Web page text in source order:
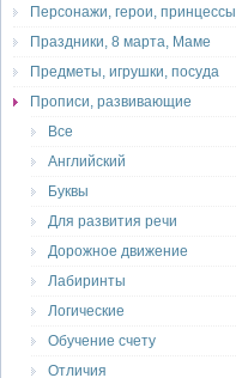
Персонажи, герои, принцессы
Праздники, 8 марта, Маме
Предметы, игрушки, посуда
Прописи, развивающие
Все
Английский
Буквы
Для развития речи
Дорожное движение
Лабиринты
Логические
Обучение счету
Отличия